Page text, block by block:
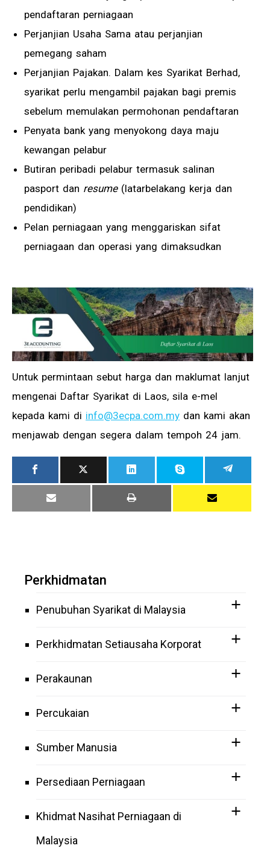
pendaftaran perniagaan
Perjanjian Usaha Sama atau perjanjian
pemegang saham
Perjanjian Pajakan. Dalam kes Syarikat Berhad,
syarikat perlu mengambil pajakan bagi premis
sebelum memulakan permohonan pendaftaran
Penyata bank yang menyokong daya maju
kewangan pelabur
Butiran peribadi pelabur termasuk salinan
pasport dan resume(latarbelakang kerja dan
pendidikan)
Pelan perniagaan yang menggariskan sifat
perniagaan dan operasi yang dimaksudkan
Untuk permintaan sebut harga dan maklumat lanjut
mengenai Daftar Syarikat di Laos, sila e-mel
kepada kami di info@3ecpa.com.my dan kami akan
menjawab dengan segera dalam tempoh 24 jam.
Perkhidmatan
Penubuhan Syarikat di Malaysia
Perkhidmatan Setiausaha Korporat
Perakaunan
Percukaian
Sumber Manusia
Persediaan Perniagaan
Khidmat Nasihat Perniagaan di
Malaysia